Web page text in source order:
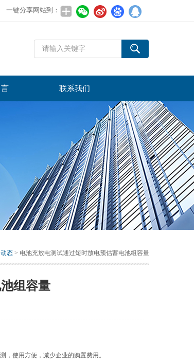
一键分享网站到：
联系我们
态 > 电池充放电测试通过短时放电预估蓄电池组容量
组容量
，使用方便，减少企业的购置费用。